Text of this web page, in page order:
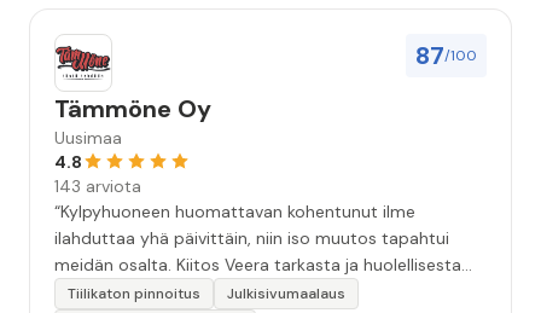
87/100
Tämmöne Oy
Uusimaa
4.8
143 arviota
“Kylpyhuoneen huomattavan kohentunut ilme
ilahduttaa yhä päivittäin, niin iso muutos tapahtui
meidän osalta. Kiitos Veera tarkasta ja huolellisesta
työstä, sekä ystävällisestä palvelusta!”
Tiilikaton pinnoitus
Julkisivumaalaus